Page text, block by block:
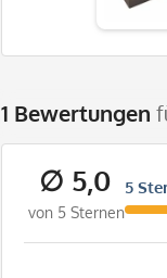
1 Bewertungen
∅ 5,0
von 5 Sternen
5